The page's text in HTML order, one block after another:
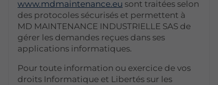
www.mdmaintenance.eu sont traitées selon
des protocoles sécurisés et permettent à
MD MAINTENANCE INDUSTRIELLE SAS de
gérer les demandes reçues dans ses
applications informatiques.
Pour toute information ou exercice de vos
droits Informatique et Libertés sur les